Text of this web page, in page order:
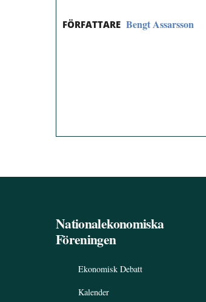
FÖRFATTARE Bengt Assarsson
Nationalekonomiska
Föreningen
Ekonomisk Debatt
Kalender